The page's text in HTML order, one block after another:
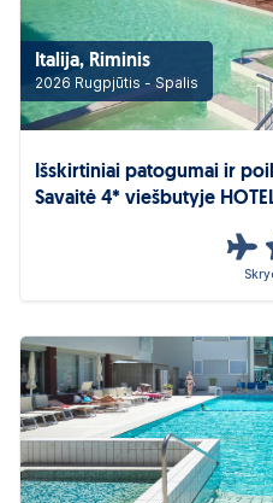
Italija, Riminis
2026 Rugpjūtis - Spalis
Išskirtiniai patogumai ir
Savaitė 4* viešbutyje